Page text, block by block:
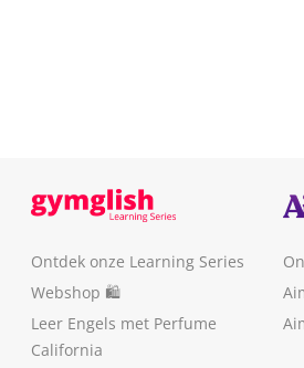
Ontdek onze Learning Series
Webshop 🛍
Leer Engels met Perfume
California